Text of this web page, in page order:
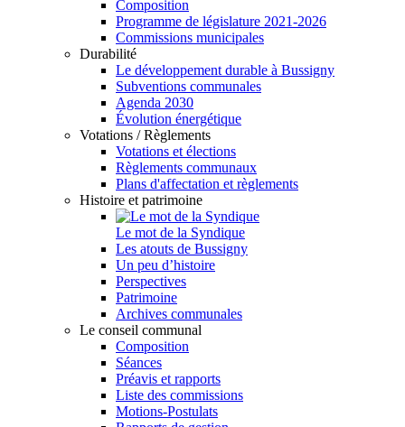
Composition
Programme de législature 2021-2026
Commissions municipales
Durabilité
Le développement durable à Bussigny
Subventions communales
Agenda 2030
Évolution énergétique
Votations / Règlements
Votations et élections
Règlements communaux
Plans d'affectation et règlements
Histoire et patrimoine
Le mot de la Syndique
Les atouts de Bussigny
Un peu d’histoire
Perspectives
Patrimoine
Archives communales
Le conseil communal
Composition
Séances
Préavis et rapports
Liste des commissions
Motions-Postulats